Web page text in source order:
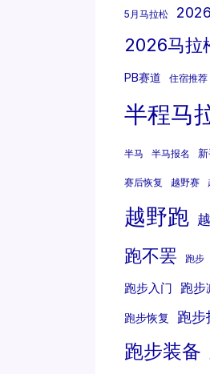
5月马拉松
2026马拉
PB赛道 住宿推荐
半程马
半马 半马报名
赛后恢复 越野赛
越野跑
跑不罢 跑步
跑步入门 跑步
跑步恢复 跑步
跑步装备